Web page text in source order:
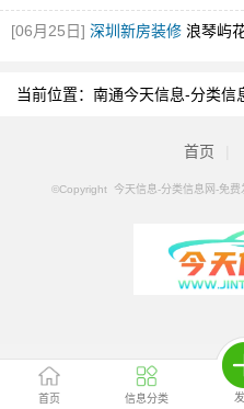
首页 信息分类
住！[图]
[06月25日] 深圳新房装修 浪琴屿
当前位置： 南通今天信息-分类信
首页
©Copyright 今天信息-分类信息网-免费